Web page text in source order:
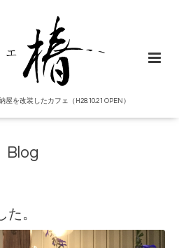
を改装したカフェ（H28.10.21 OPEN）
Blog
。